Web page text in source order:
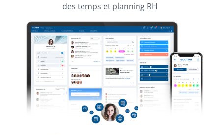
des temps et planning RH